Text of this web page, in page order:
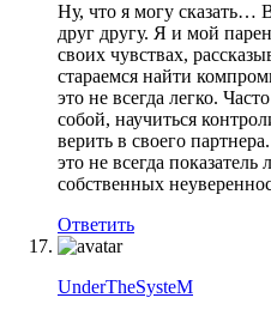
Ну, что я могу сказать…
друг другу. Я и мой
своих чувствах,
стараемся найти
это не всегда легко.
собой, научиться
верить в своего
это не всегда
собственных
Ответить
UnderTheSysteM